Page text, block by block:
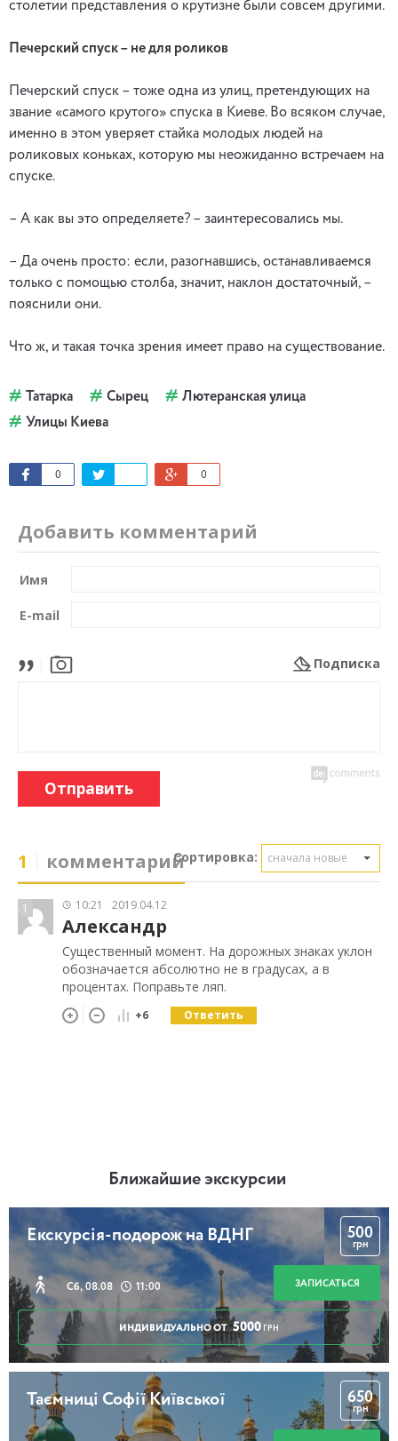
столетии представления о крутизне были совсем другими.
Печерский спуск – не для роликов
Печерский спуск – тоже одна из улиц, претендующих на
звание «самого крутого» спуска в Киеве. Во всяком случае,
именно в этом уверяет стайка молодых людей на
роликовых коньках, которую мы неожиданно встречаем на
спуске.
– А как вы это определяете? – заинтересовались мы.
– Да очень просто: если, разогнавшись, останавливаемся
только с помощью столба, значит, наклон достаточный, –
пояснили они.
Что ж, и такая точка зрения имеет право на существование.
Татарка Сырец
Лютеранская улица
Улицы Киева
0 0
Добавить комментарий
Имя
E-mail
Подписка
Отправить
1 комментарийСортировка: сначала новые
1 10:21 2019.04.12
Александр
Существенный момент. На дорожных знаках уклон
обозначается абсолютно не в градусах, а в
процентах. Поправьте ляп.
+6 Ответить
Ближайшие экскурсии
Екскурсія-подорож на ВДНГ
Сб, 08.08 11:00
500
грн
ЗАПИСАТЬСЯ
ИНДИВИДУАЛЬНО ОТ 5000 ГРН
Таємниці Софії Київської 650
грн